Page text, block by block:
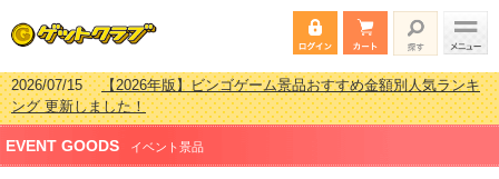
2026/07/15【2026年版】ビンゴゲーム景品おすすめ金額別人気ランキ
ング 更新しました！
2026/04/03【2026年版】ゴルフコンペ景品 3000円未満［2000円～
2999円編］もらってうれしい人気ラ…
2026/02/16【2026年版】結婚式の二次会で貰って嬉しい景品とは？ 更
EVENT GOODS イベント景品